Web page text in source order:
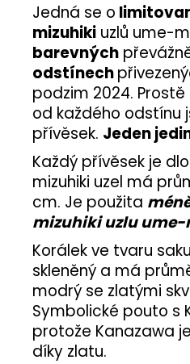
Jedná se o
mizuhiki uzlů ume-
barevných
odstínech
podzim 2024.
od každého odstínu
přívěsek. Jeden
Každý přívěsek je
mizuhiki uzel má
cm. Je použita
mizuhiki uzlu
Korálek ve tvaru
skleněný a má
modrý se zlatými
Symbolické pouto s
protože Kanazawa
díky zlatu.